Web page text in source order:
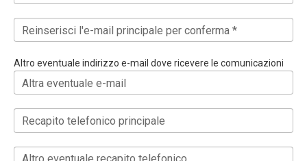
Reinserisci l'e-mail principale per conferma *
Altro eventuale indirizzo e-mail dove ricevere le comunicazioni
Altra eventuale e-mail
Recapito telefonico principale